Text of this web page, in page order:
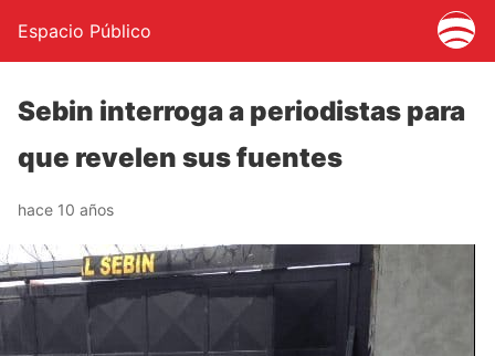
Espacio Público
Sebin interroga a periodistas para
que revelen sus fuentes
hace 10 años